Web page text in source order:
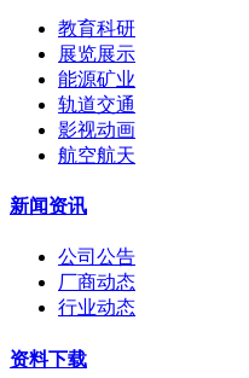
教育科研
展览展示
能源矿业
轨道交通
影视动画
航空航天
新闻资讯
公司公告
厂商动态
行业动态
资料下载